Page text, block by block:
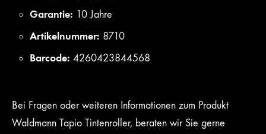
Garantie: 10 Jahre
Artikelnummer: 8710
Barcode: 4260423844568
Bei Fragen oder weiteren Informationen zum Produkt
Waldmann Tapio Tintenroller, beraten wir Sie gerne